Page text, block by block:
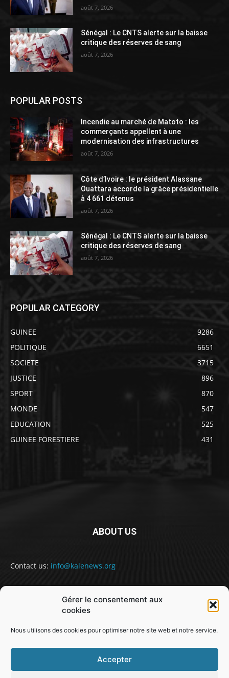
Gérer le consentement aux
cookies
Nous utilisons des cookies pour optimiser notre site web et notre service.
Accepter
août 7, 2026
Sénégal : Le CNTS alerte sur la baisse
critique des réserves de sang
août 7, 2026
POPULAR POSTS
Incendie au marché de Matoto : les
commerçants appellent à une
modernisation des infrastructures
août 7, 2026
Côte d’Ivoire : le président Alassane
Ouattara accorde la grâce présidentielle
à 4 661 détenus
août 7, 2026
Sénégal : Le CNTS alerte sur la baisse
critique des réserves de sang
août 7, 2026
POPULAR CATEGORY
GUINEE
9286
POLITIQUE
6651
SOCIETE
3715
JUSTICE
896
SPORT
870
MONDE
547
EDUCATION
525
GUINEE FORESTIERE
431
ABOUT US
Contact us: info@kalenews.org
FOLLOW US